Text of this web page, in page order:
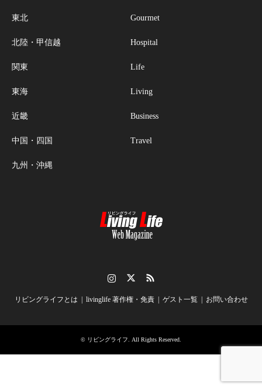
東北
北陸・甲信越
関東
東海
近畿
中国・四国
九州・沖縄
Gourmet
Hospital
Life
Living
Business
Travel
リビングライフとは livinglife 著作権・免責 ゲスト一覧 お問い合わせ
© リビングライフ . All Rights Reserved.